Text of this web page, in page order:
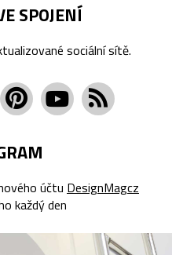
SPOJENÍ
sociální sítě.
účtu DesignMagcz
každý den